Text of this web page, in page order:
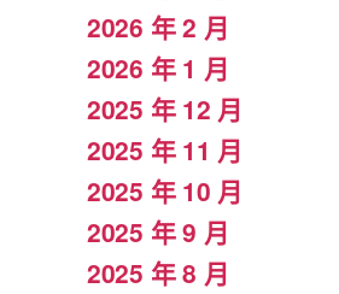
2026 年 2 月
2026 年 1 月
2025 年 12 月
2025 年 11 月
2025 年 10 月
2025 年 9 月
2025 年 8 月